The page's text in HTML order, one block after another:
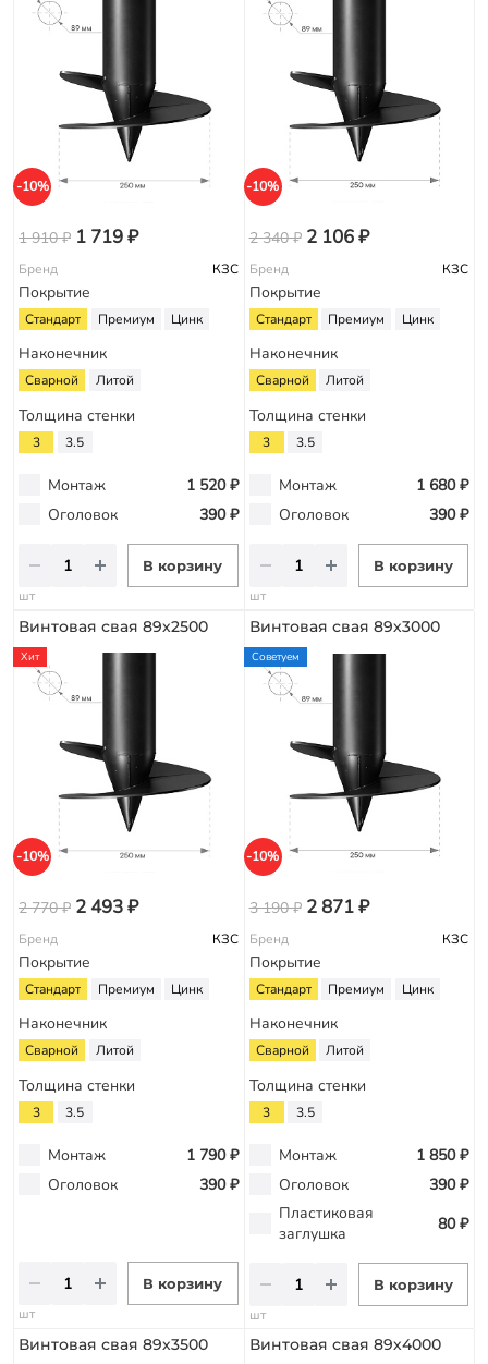
-10%
1 910 ₽ 1 719 ₽
Бренд КЗС
Покрытие
Стандарт Премиум Цинк
Наконечник
Сварной Литой
Толщина стенки
3 3.5
Монтаж
1 520 ₽
Оголовок
390 ₽
В корзину
шт
-10%
2 340 ₽ 2 106 ₽
Бренд КЗС
Покрытие
Стандарт Премиум Цинк
Наконечник
Сварной Литой
Толщина стенки
3 3.5
Монтаж
1 680 ₽
Оголовок
390 ₽
В корзину
шт
Винтовая свая 89х2500
-10%
Хит
2 770 ₽ 2 493 ₽
Бренд КЗС
Покрытие
Стандарт Премиум Цинк
Наконечник
Сварной Литой
Толщина стенки
3 3.5
Монтаж
1 790 ₽
Оголовок
390 ₽
В корзину
шт
Винтовая свая 89х3000
-10%
Советуем
3 190 ₽ 2 871 ₽
Бренд КЗС
Покрытие
Стандарт Премиум Цинк
Наконечник
Сварной Литой
Толщина стенки
3 3.5
Монтаж
1 850 ₽
Оголовок
390 ₽
Пластиковая
заглушка
80 ₽
В корзину
шт
Винтовая свая 89х3500 Винтовая свая 89х4000